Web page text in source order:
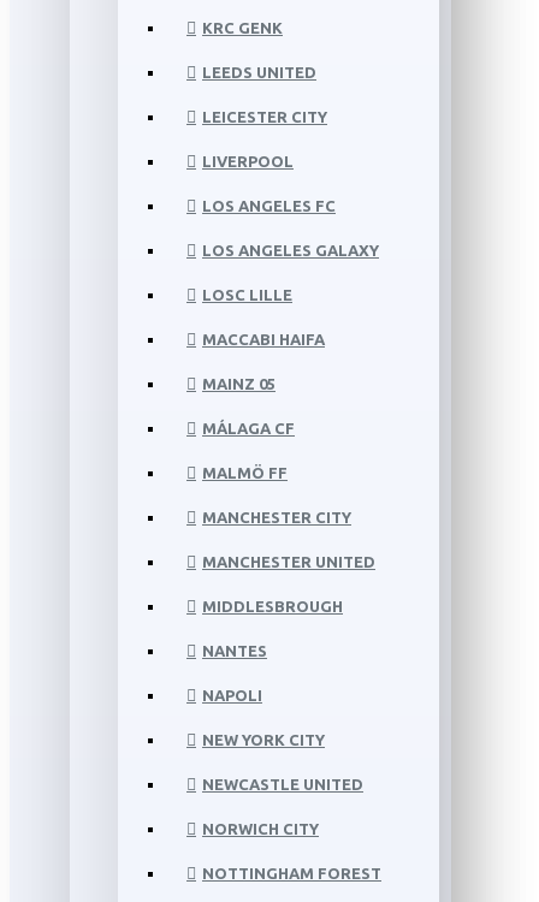
KRC GENK
LEEDS UNITED
LEICESTER CITY
LIVERPOOL
LOS ANGELES FC
LOS ANGELES GALAXY
LOSC LILLE
MACCABI HAIFA
MAINZ 05
MÁLAGA CF
MALMÖ FF
MANCHESTER CITY
MANCHESTER UNITED
MIDDLESBROUGH
NANTES
NAPOLI
NEW YORK CITY
NEWCASTLE UNITED
NORWICH CITY
NOTTINGHAM FOREST